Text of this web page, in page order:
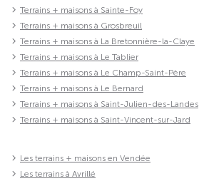
Terrains + maisons à Sainte-Foy
Terrains + maisons à Grosbreuil
Terrains + maisons à La Bretonnière-la-Claye
Terrains + maisons à Le Tablier
Terrains + maisons à Le Champ-Saint-Père
Terrains + maisons à Le Bernard
Terrains + maisons à Saint-Julien-des-Landes
Terrains + maisons à Saint-Vincent-sur-Jard
Les terrains + maisons en Vendée
Les terrains à Avrillé